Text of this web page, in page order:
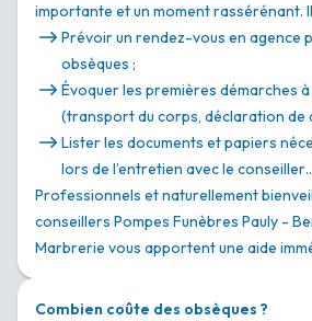
importante et un moment rassérénant.
Prévoir un rendez-vous en agence
obsèques ;
Évoquer les premières démarches
(transport du corps, déclaration de
Lister les documents et papiers
lors de l’entretien avec le
Professionnels et naturellement
conseillers Pompes Funèbres Pauly -
Marbrerie vous apportent une aide
Combien coûte des obsèques ?